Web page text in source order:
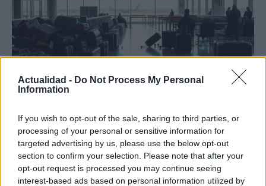
Actualidad - Do Not Process My Personal
Information
If you wish to opt-out of the sale, sharing to third parties, or
processing of your personal or sensitive information for
targeted advertising by us, please use the below opt-out
section to confirm your selection. Please note that after your
opt-out request is processed you may continue seeing
interest-based ads based on personal information utilized by
equipajes en Madrid, Barcelona y otros
aeropuertos
Huelga de Groundforce en 12 aeropuertos; conoce quiénes…